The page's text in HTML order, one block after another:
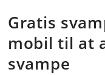
Gratis
mobil til at
svampe